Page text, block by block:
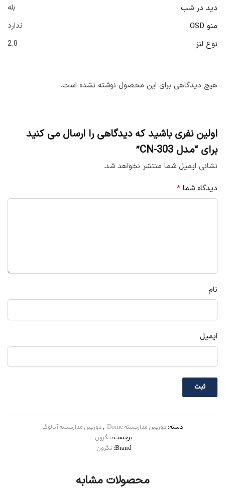
دید در شب
بله
منو OSD
ندارد
نوع لنز
2.8
هیچ دیدگاهی برای این محصول نوشته نشده است.
اولین نفری باشید که دیدگاهی را ارسال می کنید
برای “مدل CN-303”
نشانی ایمیل شما منتشر نخواهد شد.
دیدگاه شما *
نام
ایمیل
دسته:دوربین مداربسته Dome ,دوربین مداربسته آنالوگ
برچسب:نگرون
Brand: نگرون
محصولات مشابه